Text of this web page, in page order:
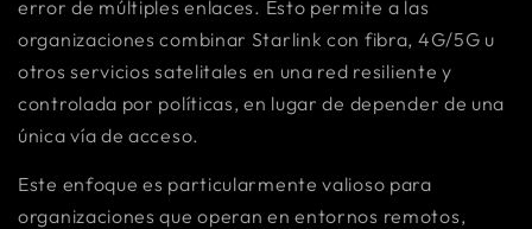
error de múltiples enlaces. Esto permite a las
organizaciones combinar Starlink con fibra, 4G/5G u
otros servicios satelitales en una red resiliente y
controlada por políticas, en lugar de depender de una
única vía de acceso.
Este enfoque es particularmente valioso para
organizaciones que operan en entornos remotos,